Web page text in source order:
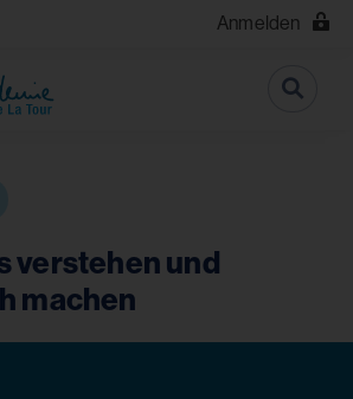
Anmelden
Suche
verstehen und
machen